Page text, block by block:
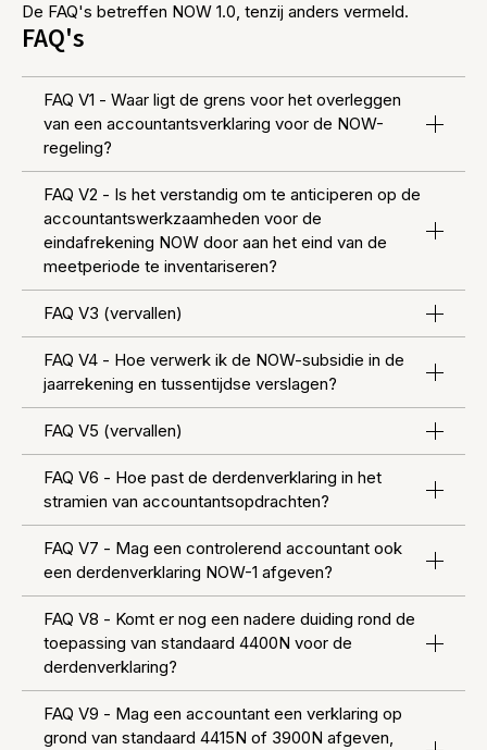
De FAQ's betreffen NOW 1.0, tenzij anders vermeld.
FAQ's
FAQ V1 - Waar ligt de grens voor het overleggen
van een accountantsverklaring voor de NOW-
regeling?
FAQ V2 - Is het verstandig om te anticiperen op de
accountantswerkzaamheden voor de
eindafrekening NOW door aan het eind van de
meetperiode te inventariseren?
FAQ V3 (vervallen)
FAQ V4 - Hoe verwerk ik de NOW-subsidie in de
jaarrekening en tussentijdse verslagen?
FAQ V5 (vervallen)
FAQ V6 - Hoe past de derdenverklaring in het
stramien van accountantsopdrachten?
FAQ V7 - Mag een controlerend accountant ook
een derdenverklaring NOW-1 afgeven?
FAQ V8 - Komt er nog een nadere duiding rond de
toepassing van standaard 4400N voor de
derdenverklaring?
FAQ V9 - Mag een accountant een verklaring op
grond van standaard 4415N of 3900N afgeven,